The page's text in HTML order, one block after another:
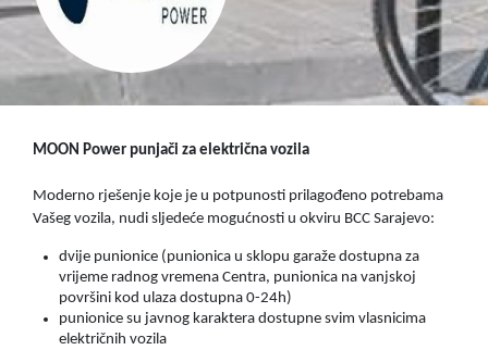
MOON Power punjači za električna vozila
Moderno rješenje koje je u potpunosti prilagođeno potrebama
Vašeg vozila, nudi sljedeće mogućnosti u okviru BCC Sarajevo:
dvije punionice (punionica u sklopu garaže dostupna za
vrijeme radnog vremena Centra, punionica na vanjskoj
površini kod ulaza dostupna 0-24h)
punionice su javnog karaktera dostupne svim vlasnicima
električnih vozila